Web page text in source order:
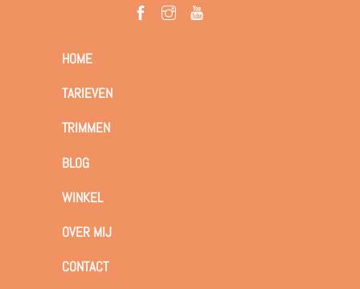
HOME
TARIEVEN
TRIMMEN
BLOG
WINKEL
OVER MIJ
CONTACT